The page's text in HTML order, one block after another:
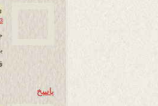
3 ژوئن 2026 در 16:12
پاسخ